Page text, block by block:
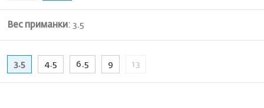
Вес приманки: 3.5
3.5 4.5 6.5 9 13